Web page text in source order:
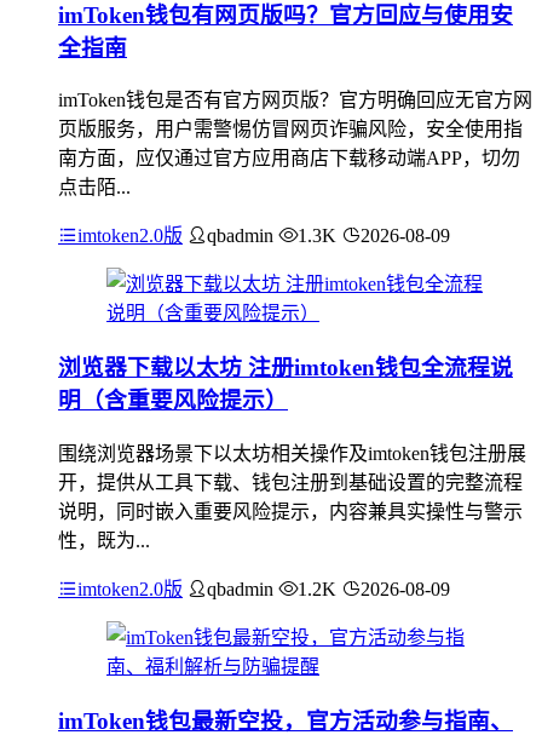
imToken钱包有网页版吗？官方回应与使用安
全指南
imToken钱包是否有官方网页版？官方明确回应无官方网
页版服务，用户需警惕仿冒网页诈骗风险，安全使用指
南方面，应仅通过官方应用商店下载移动端APP，切勿
点击陌...
imtoken2.0版 qbadmin 1.3K 2026-08-09
浏览器下载以太坊 注册imtoken钱包全流程说
明（含重要风险提示）
围绕浏览器场景下以太坊相关操作及imtoken钱包注册展
开，提供从工具下载、钱包注册到基础设置的完整流程
说明，同时嵌入重要风险提示，内容兼具实操性与警示
性，既为...
imtoken2.0版 qbadmin 1.2K 2026-08-09
imToken钱包最新空投，官方活动参与指南、